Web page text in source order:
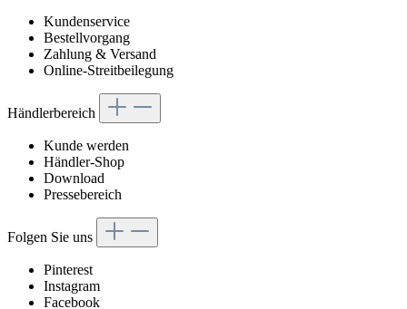
Kundenservice
Bestellvorgang
Zahlung & Versand
Online-Streitbeilegung
Händlerbereich
Kunde werden
Händler-Shop
Download
Pressebereich
Folgen Sie uns
Pinterest
Instagram
Facebook